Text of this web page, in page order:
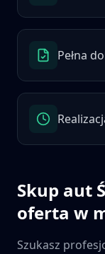
Pełna
Skup aut
oferta w
Szukasz